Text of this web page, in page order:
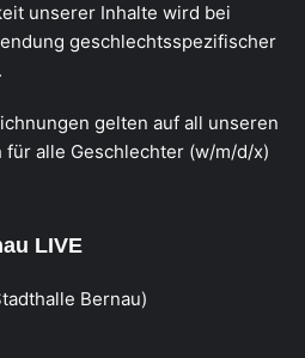
unserer Inhalte wird bei
geschlechtsspezifischer
gelten auf all unseren
alle Geschlechter (w/m/d/x)
LIVE
Bernau)